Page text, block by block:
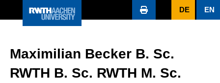
DE EN
Maximilian Becker B. Sc.
RWTH B. Sc. RWTH M. Sc.